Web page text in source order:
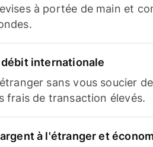
à portée de main et
internationale
sans vous soucier
frais de transaction élevés.
à l'étranger et